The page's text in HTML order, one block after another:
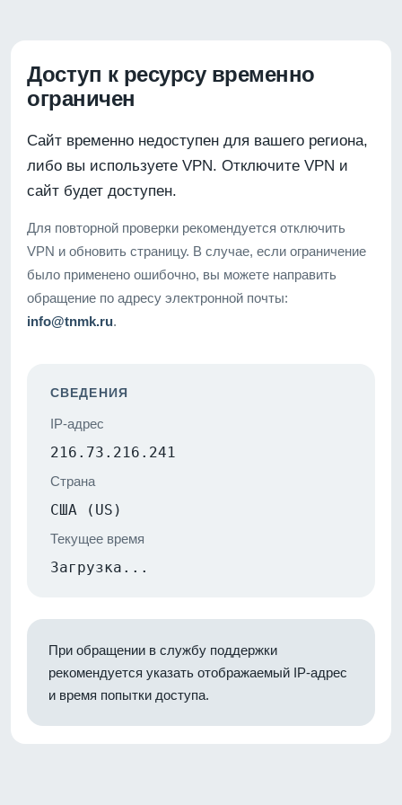
Доступ к ресурсу временно
ограничен
Сайт временно недоступен для вашего региона,
либо вы используете VPN. Отключите VPN и
сайт будет доступен.
Для повторной проверки рекомендуется отключить
VPN и обновить страницу. В случае, если ограничение
было применено ошибочно, вы можете направить
обращение по адресу электронной почты:
info@tnmk.ru.
СВЕДЕНИЯ
IP-адрес
216.73.216.241
Страна
США (US)
Текущее время
Загрузка...
При обращении в службу поддержки
рекомендуется указать отображаемый IP-адрес
и время попытки доступа.